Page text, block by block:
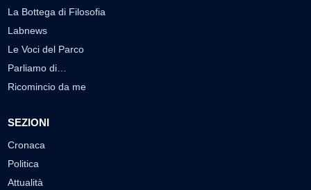
La Bottega di Filosofia
Labnews
Le Voci del Parco
Parliamo di…
Ricomincio da me
SEZIONI
Cronaca
Politica
Attualità